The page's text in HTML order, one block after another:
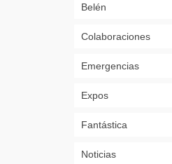
Belén
Colaboraciones
Emergencias
Expos
Fantástica
Noticias